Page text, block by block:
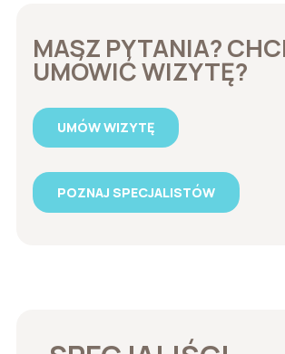
MASZ PYTANIA?
UMÓWIĆ WIZYTĘ?
UMÓW WIZYTĘ
POZNAJ SPECJALISTÓW